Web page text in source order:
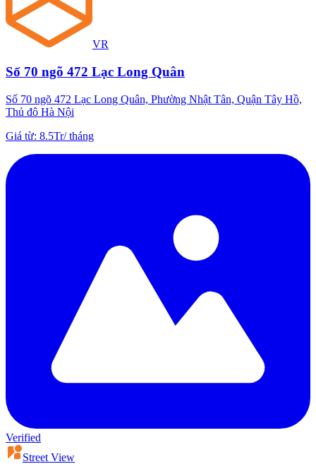
VR
Số 70 ngõ 472 Lạc Long Quân
Số 70 ngõ 472 Lạc Long Quân, Phường Nhật Tân, Quận Tây Hồ,
Thủ đô Hà Nội
Giá từ: 8.5Tr/tháng
Verified
Street View